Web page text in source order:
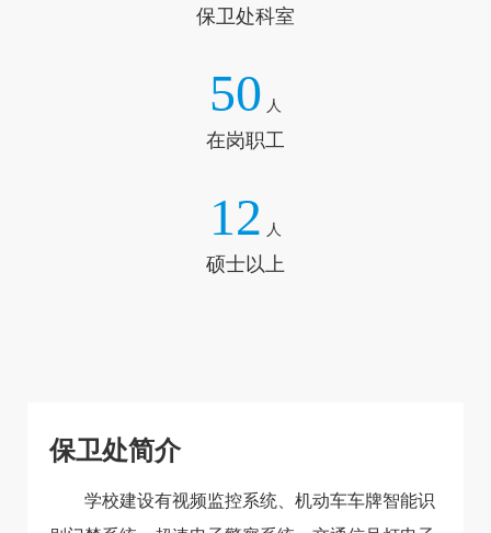
保卫处科室
50 人
在岗职工
12 人
硕士以上
保卫处简介
学校建设有视频监控系统、机动车车牌智能识